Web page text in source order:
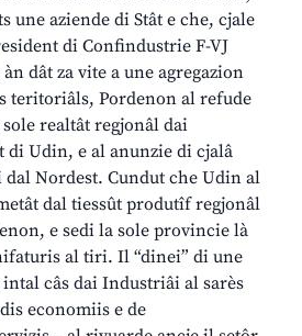
une aziende di Stât e che, cjale
di Confindustrie F-VJ
dât za vite a une agregazion
teritoriâls, Pordenon al refude
realtât regjonâl dai
Udin, e al anunzie di cjalâ
Nordest. Cundut che Udin al
dal tiessût produtîf regjonâl
e sedi la sole provincie là
al tiri. Il “dinei” di une
intal câs dai Industriâi al sarès
economiis e de